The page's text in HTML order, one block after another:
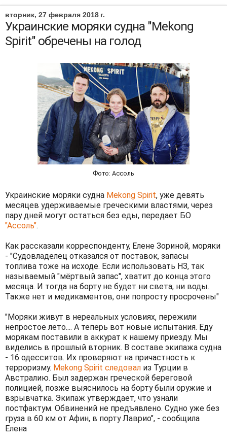
вторник, 27 февраля 2018 г.
Украинские моряки судна "Mekong
Spirit" обречены на голод
Фото: Ассоль
Украинские моряки судна Mekong Spirit, уже девять
месяцев удерживаемые греческими властями, через
пару дней могут остаться без еды, передает БО
"Ассоль".
Как рассказали корреспонденту, Елене Зориной, моряки
- "Судовладелец отказался от поставок, запасы
топлива тоже на исходе. Если использовать НЗ, так
называемый "мёртвый запас", хватит до конца этого
месяца. И тогда на борту не будет ни света, ни воды.
Также нет и медикаментов, они попросту просрочены"
"Моряки живут в нереальных условиях, пережили
непростое лето.... А теперь вот новые испытания. Еду
морякам поставили в аккурат к нашему приезду. Мы
виделись в прошлый вторник. В составе экипажа судна
- 16 одесситов. Их проверяют на причастность к
терроризму. Mekong Spirit следовал из Турции в
Австралию. Был задержан греческой береговой
полицией, позже выяснилось на борту были оружие и
взрывчатка. Экипаж утверждает, что узнали
постфактум. Обвинений не предъявлено. Судно уже без
груза в 60 км от Афин, в порту Лаврио", - сообщила
Елена